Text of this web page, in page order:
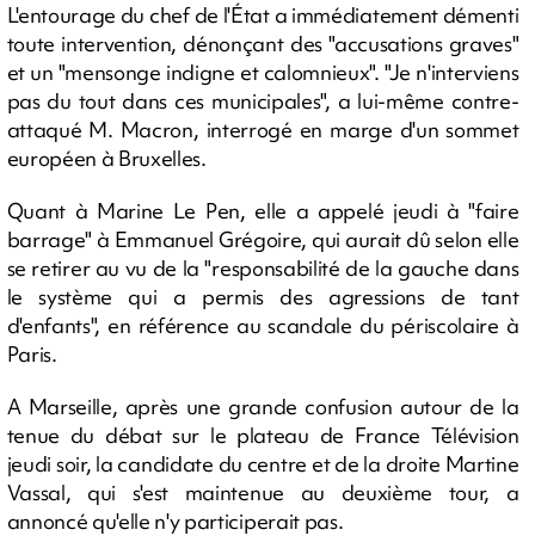
L'entourage du chef de l'État a immédiatement démenti
toute intervention, dénonçant des "accusations graves"
et un "mensonge indigne et calomnieux". "Je n'interviens
pas du tout dans ces municipales", a lui-même contre-
attaqué M. Macron, interrogé en marge d'un sommet
européen à Bruxelles.
Quant à Marine Le Pen, elle a appelé jeudi à "faire
barrage" à Emmanuel Grégoire, qui aurait dû selon elle
se retirer au vu de la "responsabilité de la gauche dans
le système qui a permis des agressions de tant
d'enfants", en référence au scandale du périscolaire à
Paris.
A Marseille, après une grande confusion autour de la
tenue du débat sur le plateau de France Télévision
jeudi soir, la candidate du centre et de la droite Martine
Vassal, qui s'est maintenue au deuxième tour, a
annoncé qu'elle n'y participerait pas.